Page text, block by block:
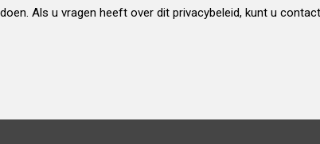
Als u vragen heeft over dit privacybeleid, kunt u